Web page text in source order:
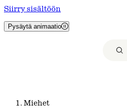
Siirry sisältöön
Pysäytä animaatio
Miehet